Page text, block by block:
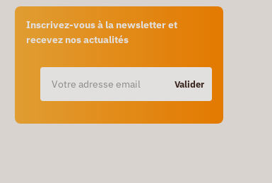
Inscrivez-vous à la newsletter et
recevez nos actualités
Valider